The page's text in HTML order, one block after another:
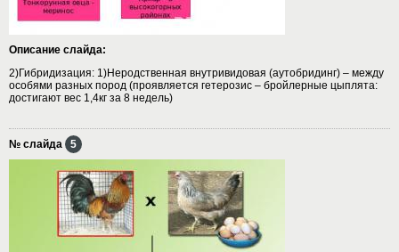
Описание слайда:
2)Гибридизация: 1)Неродственная внутривидовая (аутобридинг) – между
особями разных пород (проявляется гетерозис – бройлерные цыплята:
достигают вес 1,4кг за 8 недель)
№ слайда 5